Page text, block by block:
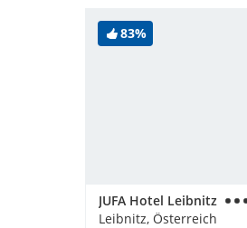
83%
JUFA Hotel Leibnitz
Leibnitz, Österreich